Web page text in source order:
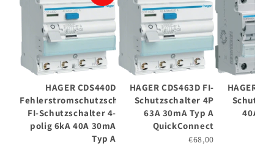
HAGER CDS440D
Fehlerstromschutzschalter,
FI-Schutzschalter 4-
polig 6kA 40A 30mA
Typ A
HAGER CDS463D FI-
Schutzschalter 4P
63A 30mA Typ A
QuickConnect
€68,00
HAGER
40A